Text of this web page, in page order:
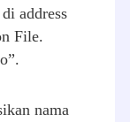
address
File.
nama